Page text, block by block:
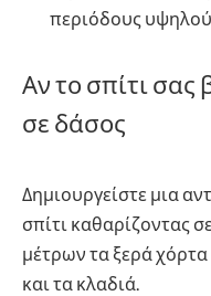
περιόδους υψηλού
Αν το σπίτι σας
σε δάσος
Δημιουργείστε μια
σπίτι καθαρίζοντας
μέτρων τα ξερά
και τα κλαδιά.